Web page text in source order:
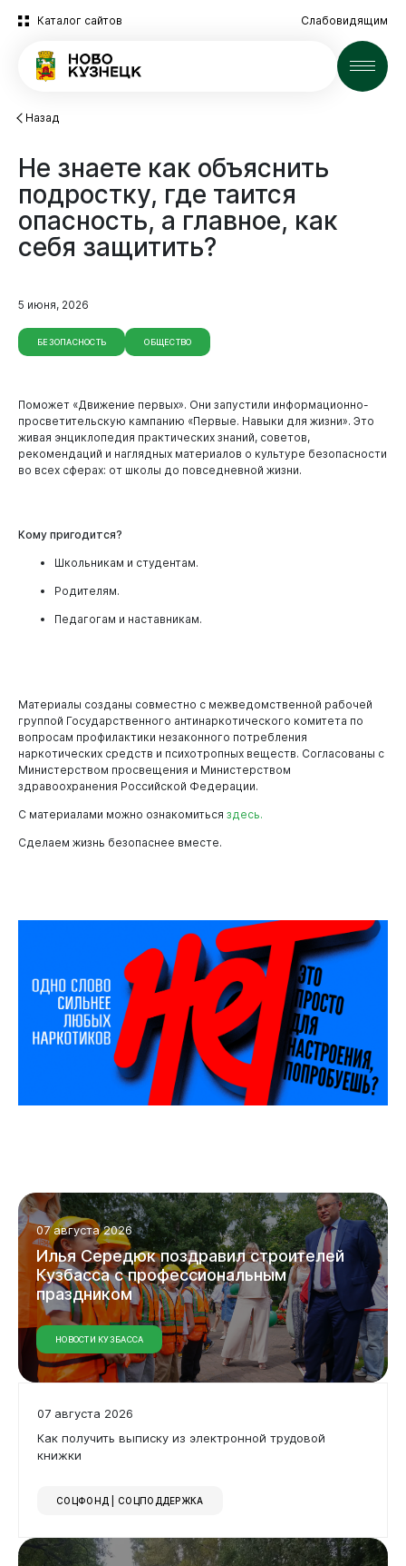
Каталог сайтов Слабовидящим
Новости
Новокузнецк
Администрация
Горожанам
Назад
Не знаете как объяснить
подростку, где таится
опасность, а главное, как
себя защитить?
5 июня, 2026
БЕЗОПАСНОСТЬ ОБЩЕСТВО
Поможет «Движение первых». Они запустили информационно-
просветительскую кампанию «Первые. Навыки для жизни». Это
живая энциклопедия практических знаний, советов,
рекомендаций и наглядных материалов о культуре безопасности
во всех сферах: от школы до повседневной жизни.
Кому пригодится?
Школьникам и студентам.
Родителям.
Педагогам и наставникам.
Материалы созданы совместно с межведомственной рабочей
группой Государственного антинаркотического комитета по
вопросам профилактики незаконного потребления
наркотических средств и психотропных веществ. Согласованы с
Министерством просвещения и Министерством
здравоохранения Российской Федерации.
С материалами можно ознакомиться здесь.
Сделаем жизнь безопаснее вместе.
07 августа 2026
ИльяСередюкпоздравилстроителей
Кузбассаспрофессиональным
праздником
НОВОСТИ КУЗБАССА
07 августа 2026
Как получить выписку из электронной трудовой
книжки
СОЦФОНД | СОЦПОДДЕРЖКА